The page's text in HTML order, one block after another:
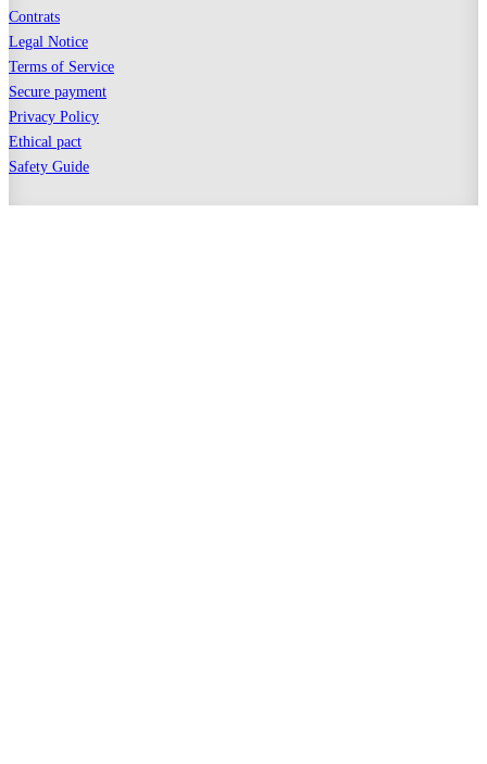
Contrats
Legal Notice
Terms of Service
Secure payment
Privacy Policy
Ethical pact
Safety Guide